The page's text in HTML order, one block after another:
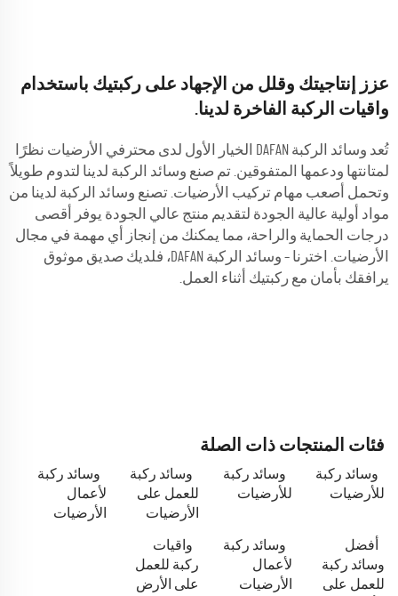
عزز إنتاجيتك وقلل من الإجهاد على ركبتيك باستخدام
واقيات الركبة الفاخرة لدينا.
تُعد وسائد الركبة DAFAN الخيار الأول لدى محترفي الأرضيات نظرًا
لمتانتها ودعمها المتفوقين. تم صنع وسائد الركبة لدينا لتدوم طويلاً
وتحمل أصعب مهام تركيب الأرضيات. تصنع وسائد الركبة لدينا من
مواد أولية عالية الجودة لتقديم منتج عالي الجودة يوفر أقصى
درجات الحماية والراحة، مما يمكنك من إنجاز أي مهمة في مجال
الأرضيات. اخترنا – وسائد الركبة DAFAN، فلديك صديق موثوق
يرافقك بأمان مع ركبتيك أثناء العمل.
فئات المنتجات ذات الصلة
وسائد ركبة
للأرضيات
وسائد ركبة
للأرضيات
وسائد ركبة
للعمل على
الأرضيات
وسائد ركبة
لأعمال
الأرضيات
أفضل
وسائد ركبة
للعمل على
وسائد ركبة
لأعمال
الأرضيات
واقيات
ركبة للعمل
على الأرض